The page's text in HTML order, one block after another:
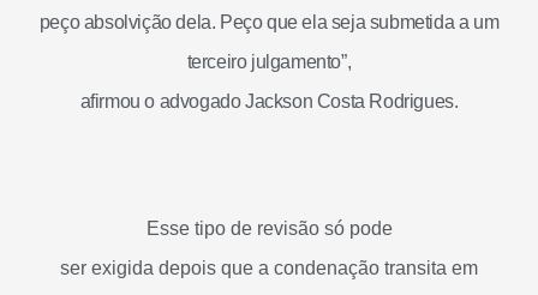
peço absolvição dela. Peço que ela seja submetida a um
terceiro julgamento”,
afirmou o advogado Jackson Costa Rodrigues.
Esse tipo de revisão só pode
ser exigida depois que a condenação transita em